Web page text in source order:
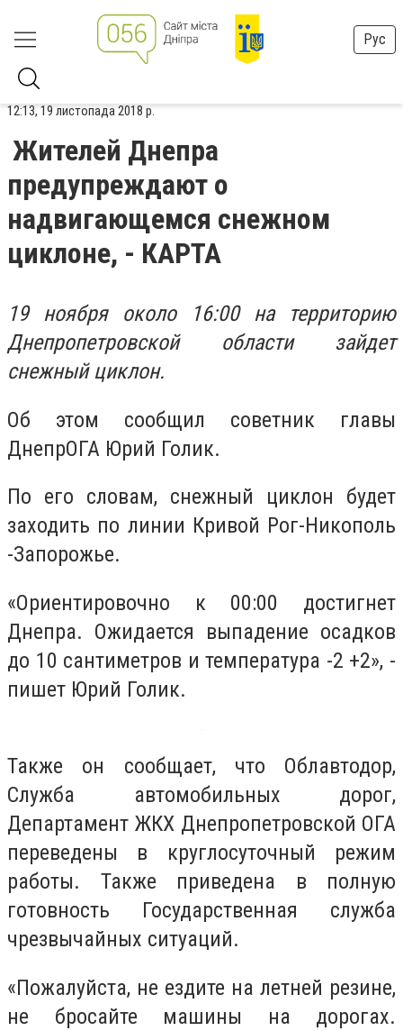
Рус
12:13, 19 листопада 2018 р.
Жителей Днепра
предупреждают о
надвигающемся снежном
циклоне, - КАРТА
19 ноября около 16:00 на территорию
Днепропетровской области зайдет
снежный циклон.
Об этом сообщил советник главы
ДнепрОГА Юрий Голик.
По его словам, снежный циклон будет
заходить по линии Кривой Рог-Никополь
-Запорожье.
«Ориентировочно к 00:00 достигнет
Днепра. Ожидается выпадение осадков
до 10 сантиметров и температура -2 +2», -
пишет Юрий Голик.
Также он сообщает, что Облавтодор,
Служба автомобильных дорог,
Департамент ЖКХ Днепропетровской ОГА
переведены в круглосуточный режим
работы. Также приведена в полную
готовность Государственная служба
чрезвычайных ситуаций.
«Пожалуйста, не ездите на летней резине,
не бросайте машины на дорогах.